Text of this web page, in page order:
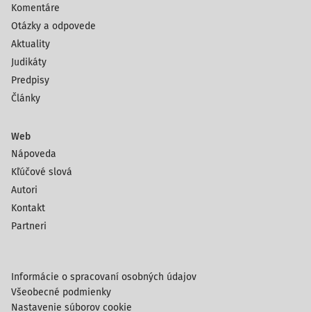
Komentáre
Otázky a odpovede
Aktuality
Judikáty
Predpisy
Články
Web
Nápoveda
Kľúčové slová
Autori
Kontakt
Partneri
Informácie o spracovaní osobných údajov
Všeobecné podmienky
Nastavenie súborov cookie